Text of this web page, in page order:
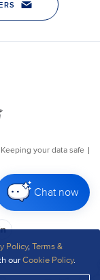
Policy,Terms &
ourCookie Policy.
Chat now